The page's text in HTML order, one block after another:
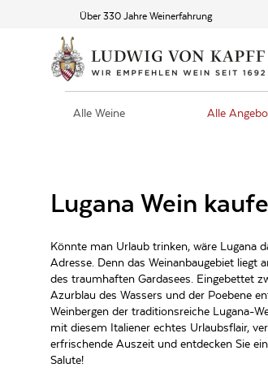
Über 330 Jahre Weinerfahrung
Alle Weine Alle
Lugana Wein
Könnte man Urlaub trinken, wäre Lugana
Adresse. Denn das Weinanbaugebiet liegt
des traumhaften Gardasees. Eingebettet
Azurblau des Wassers und der Poebene
Weinbergen der traditionsreiche Lugana-
mit diesem Italiener echtes Urlaubsflair,
erfrischende Auszeit und entdecken Sie
Salute!